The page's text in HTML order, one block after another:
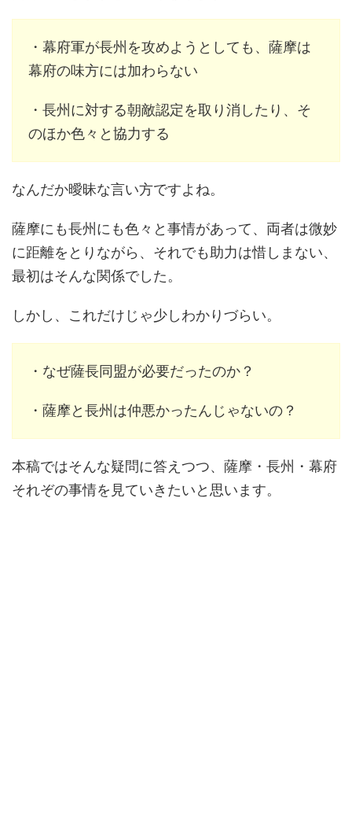
・幕府軍が長州を攻めようとしても、薩摩は
幕府の味方には加わらない
・長州に対する朝敵認定を取り消したり、そ
のほか色々と協力する
なんだか曖昧な言い方ですよね。
薩摩にも長州にも色々と事情があって、両者は微妙
に距離をとりながら、それでも助力は惜しまない、
最初はそんな関係でした。
しかし、これだけじゃ少しわかりづらい。
・なぜ薩長同盟が必要だったのか？
・薩摩と長州は仲悪かったんじゃないの？
本稿ではそんな疑問に答えつつ、薩摩・長州・幕府
それぞの事情を見ていきたいと思います。